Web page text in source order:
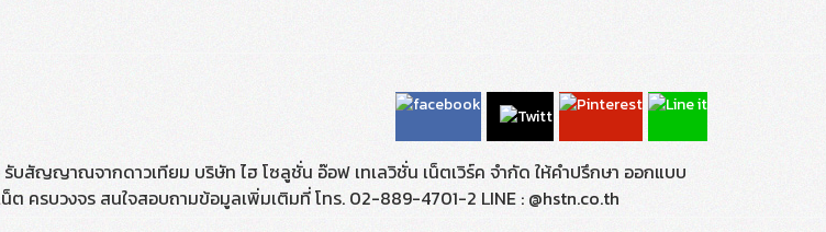
บสัญญาณจากดาวเทียม บริษัท ไฮ โซลูชั่น อ๊อฟ เทเลวิชั่น เน็ตเวิร์ค จำกัด ให้คำปรึกษา ออกแบบ
ครบวงจร สนใจสอบถามข้อมูลเพิ่มเติมที่ โทร. 02-889-4701-2 LINE : @hstn.co.th